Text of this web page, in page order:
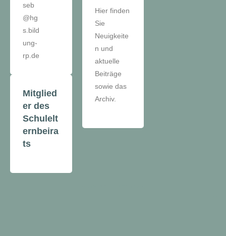
Hier finden
Sie
Neuigkeite
n und
aktuelle
Beiträge
sowie das
Archiv.
seb
@hg
s.bild
ung-
rp.de
Mitglied
er des
Schulelt
ernbeira
ts